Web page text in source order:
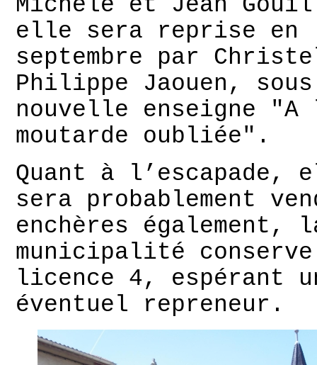
elle sera reprise en
septembre par
Philippe Jaouen,
nouvelle enseigne "A
moutarde oubliée".
Quant à l’escapade,
sera probablement
enchères également,
municipalité
licence 4, espérant
éventuel repreneur.